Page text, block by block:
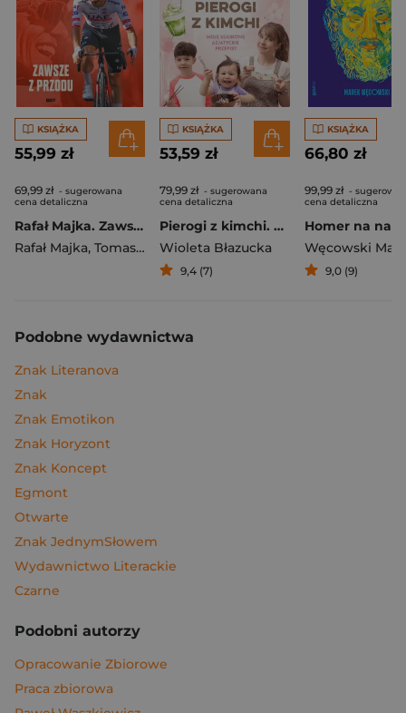
KSIĄŻKA
55,99 zł
69,99 zł - sugerowana
cena detaliczna
Rafał Majka. Zawsze z przodu. Rozmawia Tomasz Kalemba - książka z autografem
Rafał Majka, Tomasz Kalemba
KSIĄŻKA
53,59 zł
79,99 zł - sugerowana
cena detaliczna
Pierogi z kimchi. Moje ulubione azjatyckie przepisy
Wioleta Błazucka
9,4 (7)
KSIĄŻKA
66,80 zł
99,99 zł -
cena detaliczna
Węcowski
9,0 (9)
Podobne wydawnictwa
Znak Literanova
Znak
Znak Emotikon
Znak Horyzont
Znak Koncept
Egmont
Otwarte
Znak JednymSłowem
Wydawnictwo Literackie
Czarne
Podobni autorzy
Opracowanie Zbiorowe
Praca zbiorowa